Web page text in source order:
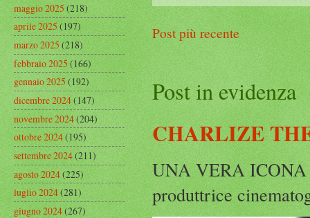
Post più recente
Post in evidenza
CHARLIZE
UNA VERA ICONA
produttrice
maggio 2025(218)
aprile 2025(197)
marzo 2025(218)
febbraio 2025(166)
gennaio 2025(192)
dicembre 2024(147)
novembre 2024(204)
ottobre 2024(195)
settembre 2024(211)
agosto 2024(225)
luglio 2024(281)
giugno 2024(267)